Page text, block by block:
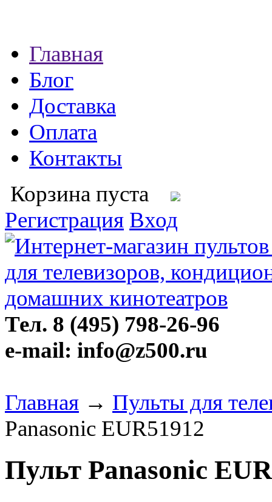
Главная
Блог
Доставка
Оплата
Контакты
Корзина пуста
Регистрация Вход
Тел. 8 (495) 798-26-96
e-mail: info@z500.ru
Главная → Пульты для
Panasonic EUR51912
Пульт Panasonic